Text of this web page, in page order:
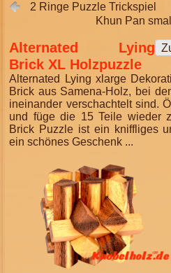
2 Ringe Puzzle Trickspiel
Khun Pan
Alternated Lying
Brick XL Holzpuzzle
Alternated Lying xlarge
Brick aus Samena-Holz, bei
ineinander verschachtelt sind.
und füge die 15 Teile wieder
Brick Puzzle ist ein kniffliges
ein schönes Geschenk ...